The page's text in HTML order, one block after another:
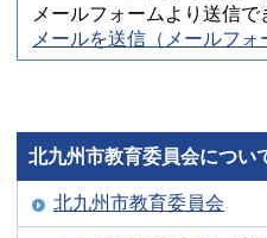
メールフォームより送信で
メールを送信（メールフォ
北九州市教育委員会につい
北九州市教育委員会